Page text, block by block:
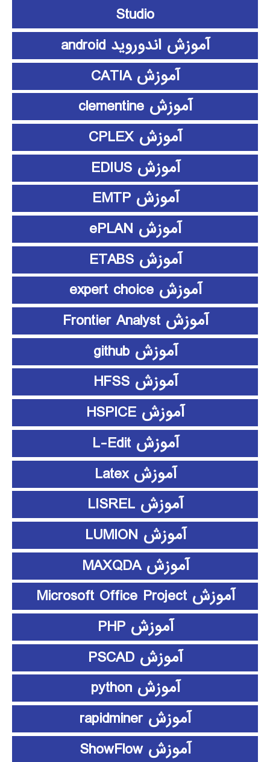
Studio
آموزش اندوروید android
آموزش CATIA
آموزش clementine
آموزش CPLEX
آموزش EDIUS
آموزش EMTP
آموزش ePLAN
آموزش ETABS
آموزش expert choice
آموزش Frontier Analyst
آموزش github
آموزش HFSS
آموزش HSPICE
آموزش L-Edit
آموزش Latex
آموزش LISREL
آموزش LUMION
آموزش MAXQDA
آموزش Microsoft Office Project
آموزش PHP
آموزش PSCAD
آموزش python
آموزش rapidminer
آموزش ShowFlow